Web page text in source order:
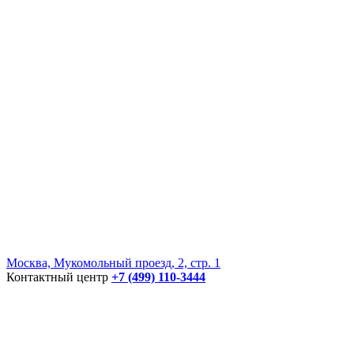
Москва, Мукомольный проезд, 2, стр. 1
Контактный центр +7 (499) 110-3444